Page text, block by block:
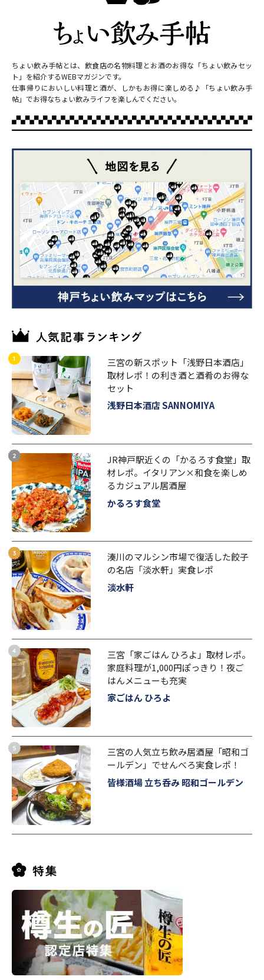
ちょい飲み手帖とは、飲食店の名物料理とお酒のお得な「ちょい飲みセッ
ト」を紹介するWEBマガジンです。
仕事帰りにおいしい料理と酒が、しかもお得に楽しめる♪「ちょい飲み手
帖」でお得なちょい飲みライフを楽しんでください。
三宮の新スポット「浅野日本酒店」
取材レポ！の利き酒と酒肴のお得な
セット
浅野日本酒店 SANNOMIYA
JR神戸駅近くの「かるろす食堂」取
材レポ。イタリアン×和食を楽しめ
るカジュアル居酒屋
かるろす食堂
湊川のマルシン市場で復活した餃子
の名店「淡水軒」実食レポ
淡水軒
三宮「家ごはん ひろよ」取材レポ。
家庭料理が1,000円ぽっきり！夜ご
はんメニューも充実
家ごはん ひろよ
三宮の人気立ち飲み居酒屋「昭和ゴ
ールデン」でせんべろ実食レポ！
皆様酒場 立ち呑み 昭和ゴールデン